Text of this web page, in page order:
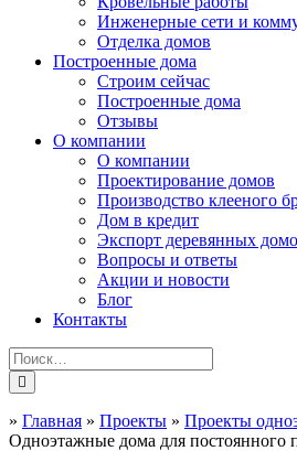
Инженерные сети и
Отделка домов
Построенные дома
Строим сейчас
Построенные дома
Отзывы
О компании
О компании
Проектирование домов
Производство клееного
Дом в кредит
Экспорт деревянных
Вопросы и ответы
Акции и новости
Блог
Контакты
» Главная » Проекты » Проекты
Одноэтажные дома для постоянного